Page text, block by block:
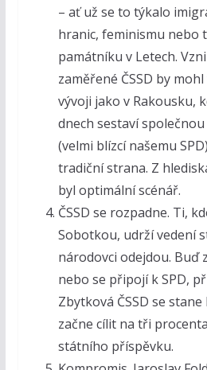
– ať už se to týkalo
hranic, feminismu nebo
památníku v Letech.
zaměřené ČSSD by
vývoji jako v Rakousku,
dnech sestaví
(velmi blízcí našemu
tradiční strana. Z
byl optimální scénář.
ČSSD se rozpadne. Ti,
Sobotkou, udrží vedení
národovci odejdou. Buď
nebo se připojí k SPD,
Zbytková ČSSD se
začne cílit na tři
státního příspěvku.